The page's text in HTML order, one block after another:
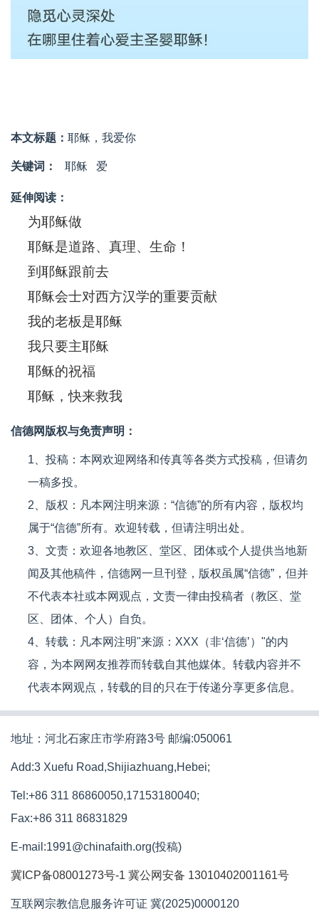
本文标题： 耶稣，我爱你
关键词： 耶稣 爱
延伸阅读：
为耶稣做
耶稣是道路、真理、生命！
到耶稣跟前去
耶稣会士对西方汉学的重要贡献
我的老板是耶稣
我只要主耶稣
耶稣的祝福
耶稣，快来救我
信德网版权与免责声明：
1、投稿：本网欢迎网络和传真等各类方式投稿，但请勿
一稿多投。
2、版权：凡本网注明来源：“信德”的所有内容，版权均
属于“信德”所有。欢迎转载，但请注明出处。
3、文责：欢迎各地教区、堂区、团体或个人提供当地新
闻及其他稿件，信德网一旦刊登，版权虽属“信德”，但并
不代表本社或本网观点，文责一律由投稿者（教区、堂
区、团体、个人）自负。
4、转载：凡本网注明"来源：XXX（非‘信德’）"的内
容，为本网网友推荐而转载自其他媒体。转载内容并不
代表本网观点，转载的目的只在于传递分享更多信息。
地址：河北石家庄市学府路3号 邮编:050061
Add:3 Xuefu Road,Shijiazhuang,Hebei;
Tel:+86 311 86860050,17153180040;
Fax:+86 311 86831829
E-mail:1991@chinafaith.org(投稿)
冀ICP备08001273号-1 冀公网安备 13010402001161号
互联网宗教信息服务许可证 冀(2025)0000120